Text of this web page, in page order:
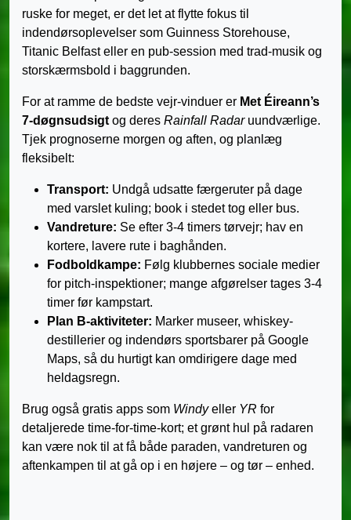
ruske for meget, er det let at flytte fokus til
indendørsoplevelser som Guinness Storehouse,
Titanic Belfast eller en pub-session med trad-musik og
storskærmsbold i baggrunden.
For at ramme de bedste vejr-vinduer er Met Éireann’s
7-døgnsudsigt og deres Rainfall Radaruundværlige.
Tjek prognoserne morgen og aften, og planlæg
fleksibelt:
Transport: Undgå udsatte færgeruter på dage
med varslet kuling; book i stedet tog eller bus.
Vandreture: Se efter 3-4 timers tørvejr; hav en
kortere, lavere rute i baghånden.
Fodboldkampe: Følg klubbernes sociale medier
for pitch-inspektioner; mange afgørelser tages 3-4
timer før kampstart.
Plan B-aktiviteter: Marker museer, whiskey-
destillerier og indendørs sportsbarer på Google
Maps, så du hurtigt kan omdirigere dage med
heldagsregn.
Brug også gratis apps som Windyeller YR for
detaljerede time-for-time-kort; et grønt hul på radaren
kan være nok til at få både paraden, vandreturen og
aftenkampen til at gå op i en højere – og tør – enhed.